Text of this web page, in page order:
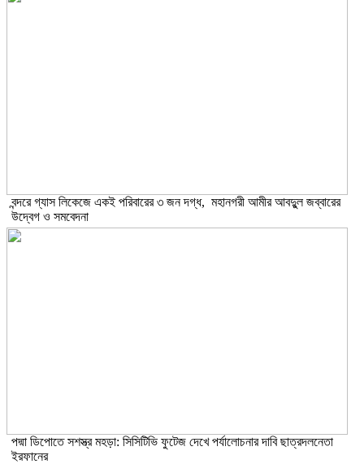
বন্দরে গ্যাস লিকেজে একই পরিবারের ৩ জন দগ্ধ, মহানগরী আমীর আবদুুল জব্বারের
উদ্বেগ ও সমবেদনা
পদ্মা ডিপোতে সশস্ত্র মহড়া: সিসিটিভি ফুটেজ দেখে পর্যালোচনার দাবি ছাত্রদলনেতা
ইরফানের